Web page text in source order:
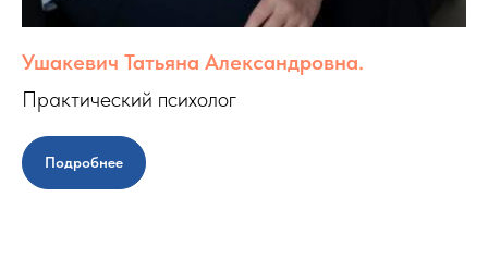
Ушакевич Татьяна Александровна.
Практический психолог
Подробнее